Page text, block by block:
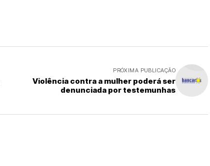
PRÓXIMA PUBLICAÇÃO
Violência contra a mulher poderá ser
denunciada por testemunhas